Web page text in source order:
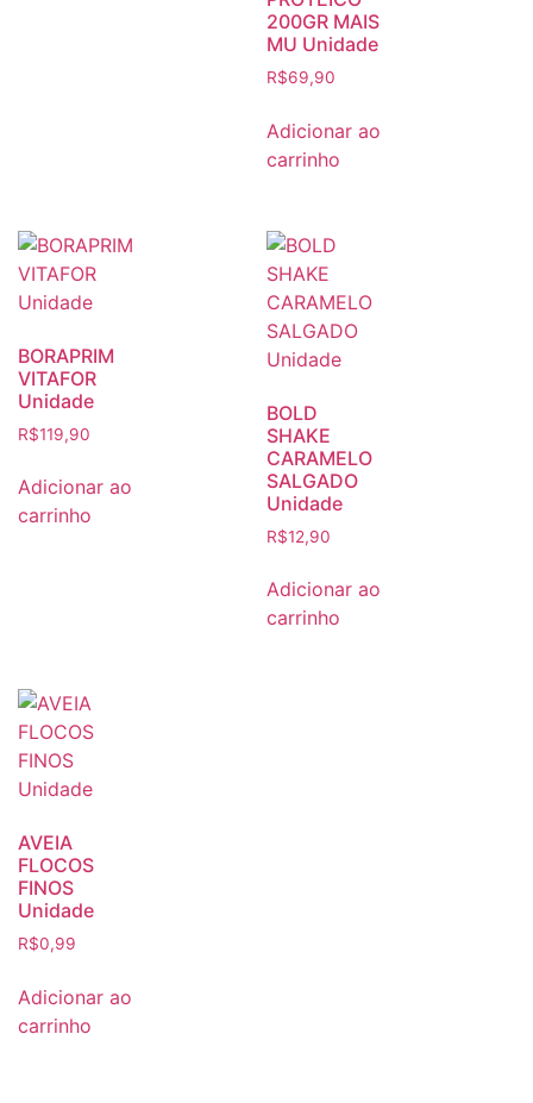
200GR MAIS
MU Unidade
R$69,90
Adicionar ao
carrinho
BORAPRIM
VITAFOR
Unidade
R$119,90
Adicionar ao
carrinho
BOLD
SHAKE
CARAMELO
SALGADO
Unidade
R$12,90
Adicionar ao
carrinho
AVEIA
FLOCOS
FINOS
Unidade
R$0,99
Adicionar ao
carrinho